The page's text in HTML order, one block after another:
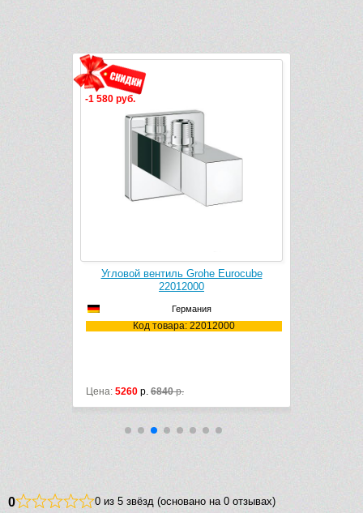
-1 580 руб.
Угловой вентиль Grohe Eurocube
22012000
Германия
Код товара: 22012000
Цена: 5260 р. 6840р.
0 0 из 5 звёзд (основано на 0 отзывах)